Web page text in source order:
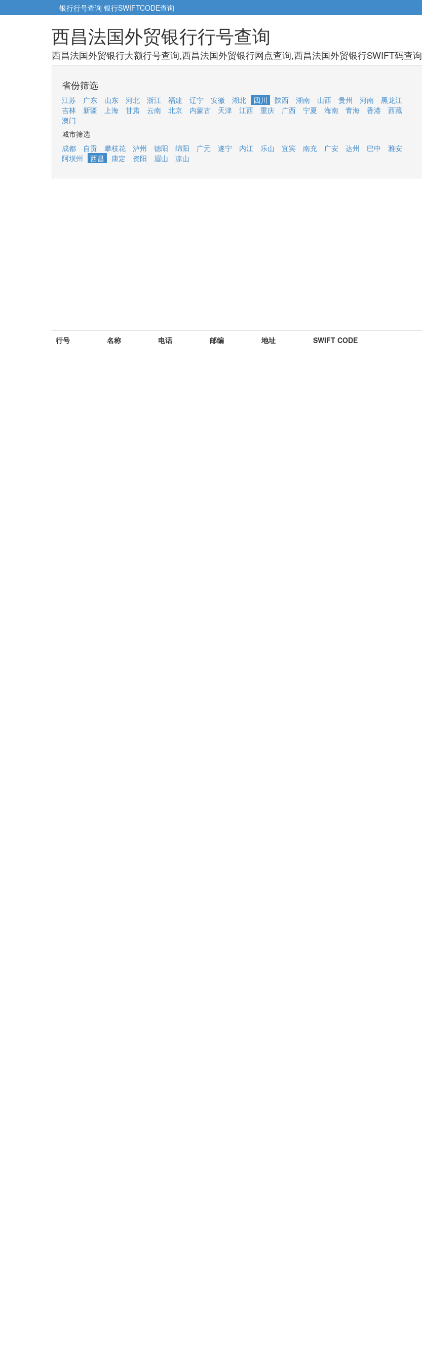
银行行号查询 银行SWIFTCODE查询
西昌法国外贸银行行号查询
西昌法国外贸银行大额行号查询,西昌法国外贸银行网点查询,西昌法国外贸银行SWIFT码查询
省份筛选
江苏 广东 山东 河北 浙江 福建 辽宁 安徽 湖北 四川 陕西 湖南 山西 贵州 河南
黑龙江
吉林
新疆 上海 甘肃 云南 北京 内蒙古 天津 江西 重庆 广西 宁夏 海南 青海 香港
西藏
澳门
城市筛选
成都
自贡 攀枝花 泸州 德阳 绵阳 广元 遂宁 内江 乐山 宜宾 南充 广安 达州 巴中
雅安
阿坝州
西昌 康定 资阳 眉山 凉山
行号 名称 电话 邮编 地址 SWIFT CODE